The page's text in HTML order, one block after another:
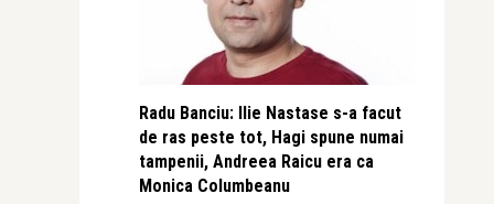
Radu Banciu: Ilie Nastase s-a facut
de ras peste tot, Hagi spune numai
tampenii, Andreea Raicu era ca
Monica Columbeanu